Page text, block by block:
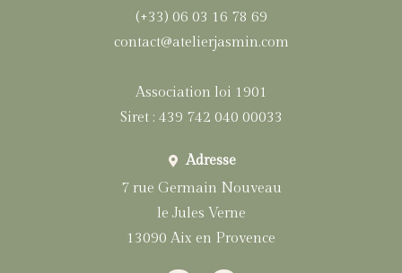
(+33) 06 03 16 78 69
contact@atelierjasmin.com
Association loi 1901
Siret : 439 742 040 00033
Adresse
7 rue Germain Nouveau
le Jules Verne
13090 Aix en Provence